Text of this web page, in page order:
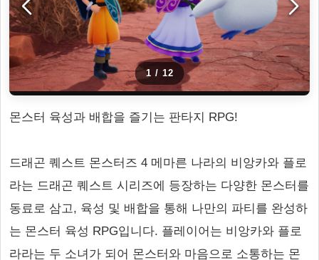
1 / 12
몬스터 육성과 배합을 즐기는 판타지 RPG!
드래곤 퀘스트 몬스터즈 4 메마른 나라의 비앙카와 플로
라는 드래곤 퀘스트 시리즈에 등장하는 다양한 몬스터를
동료로 삼고, 육성 및 배합을 통해 나만의 파티를 완성하
는 몬스터 육성 RPG입니다. 플레이어는 비앙카와 플로
라라는 두 소녀가 되어 몬스터와 마음으로 소통하는 몬